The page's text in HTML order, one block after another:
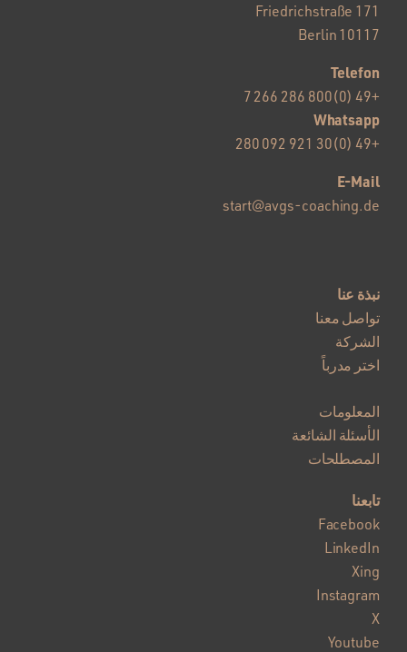
Friedrichstraße 171
10117 Berlin
Telefon
+49 (0)800 286 266 7
Whatsapp
+49 (0)30 921 092 280
E-Mail
start@avgs-coaching.de
نبذة عنا
تواصل معنا
الشركة
اختر مدرباً
المعلومات
الأسئلة الشائعة
المصطلحات
تابعنا
Facebook
LinkedIn
Xing
Instagram
X
Youtube